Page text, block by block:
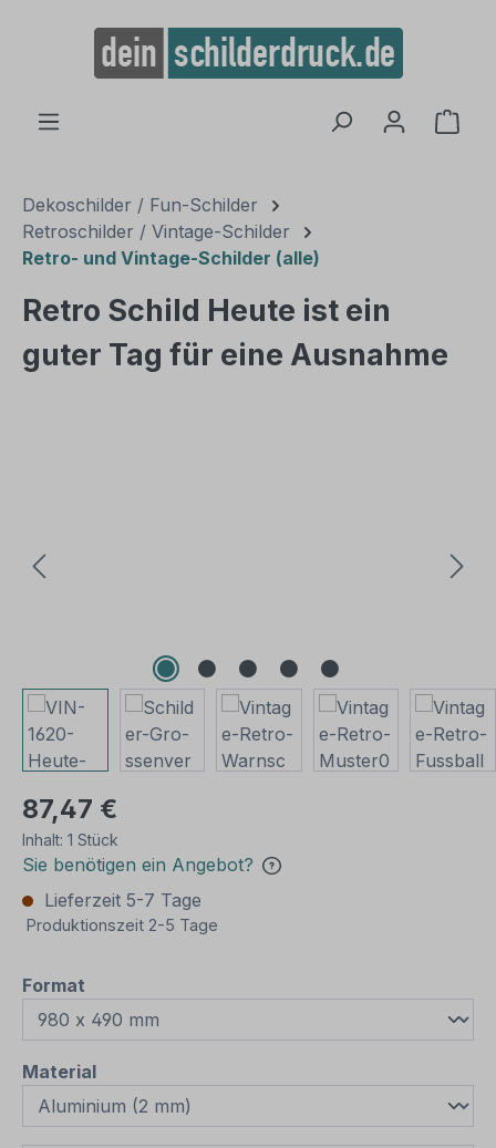
springen
Dekoschilder / Fun-Schilder
Retroschilder / Vintage-Schilder
Retro- und Vintage-Schilder (alle)
Retro Schild Heute ist ein
guter Tag für eine Ausnahme
87,47 €
Inhalt: 1 Stück
Sie benötigen ein Angebot?
Lieferzeit 5-7 Tage
Produktionszeit 2-5 Tage
Format
Materialauswählen